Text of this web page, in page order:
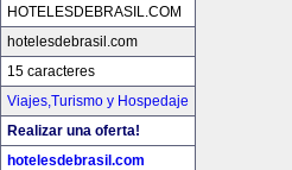
HOTELESDEBRASIL.COM
hotelesdebrasil.com
15 caracteres
Viajes,Turismo y Hospedaje
Realizar una oferta!
hotelesdebrasil.com